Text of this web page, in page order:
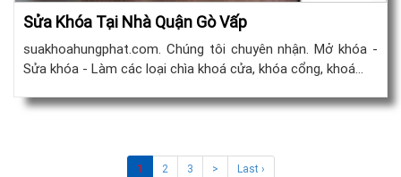
Sửa Khóa Tại Nhà Quận Gò Vấp
suakhoahungphat.com. Chúng tôi chuyên nhận. Mở khóa -
Sửa khóa - Làm các loại chìa khoá cửa, khóa cổng, khoá…
1 2 3 > Last ›